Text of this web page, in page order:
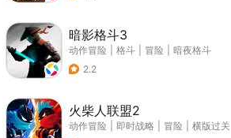
暗影格斗3
动作冒险 格斗 冒险
暗夜格斗
2.2
火柴人联盟2
动作冒险 即时战略 冒险
横版过关